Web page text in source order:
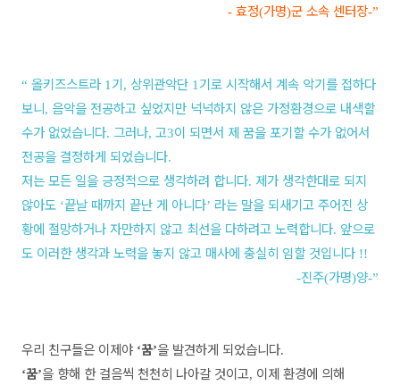
- 효정(가명)군 소속 센터장-”
“ 올키즈스트라 1기, 상위관악단 1기로 시작해서 계속 악기를 접하다
보니, 음악을 전공하고 싶었지만 넉넉하지 않은 가정환경으로 내색할
수가 없었습니다. 그러나, 고3이 되면서 제 꿈을 포기할 수가 없어서
전공을 결정하게 되었습니다.
저는 모든 일을 긍정적으로 생각하려 합니다. 제가 생각한대로 되지
않아도 ‘끝날 때까지 끝난 게 아니다’ 라는 말을 되새기고 주어진 상
황에 절망하거나 자만하지 않고 최선을 다하려고 노력합니다. 앞으로
도 이러한 생각과 노력을 놓지 않고 매사에 충실히 임할 것입니다 !!
-진주(가명)양-”
우리 친구들은 이제야 ‘꿈’을 발견하게 되었습니다.
‘꿈’을 향해 한 걸음씩 천천히 나아갈 것이고, 이제 환경에 의해